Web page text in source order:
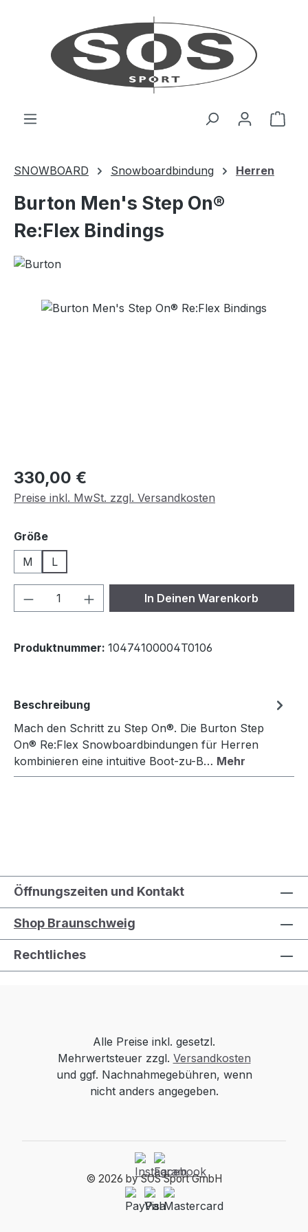
SNOWBOARD Snowboardbindung Herren
Burton Men's Step On®
Re:Flex Bindings
Bildergalerie überspringen
Regulärer Preis:
330,00 €
Preise inkl. MwSt. zzgl. Versandkosten
Größeauswählen
M
L
Produkt Anzahl: Gib denIn Deinen Warenkorb
Produktnummer: 10474100004T0106
Beschreibung
Mach den Schritt zu Step On®. Die Burton Step
On® Re:Flex Snowboardbindungen für Herren
kombinieren eine intuitive Boot-zu-B… Mehr
Öffnungszeiten und Kontakt
Shop Braunschweig
Rechtliches
Alle Preise inkl. gesetzl.
Mehrwertsteuer zzgl. Versandkosten
und ggf. Nachnahmegebühren, wenn
nicht anders angegeben.
© 2026 by SOS Sport GmbH